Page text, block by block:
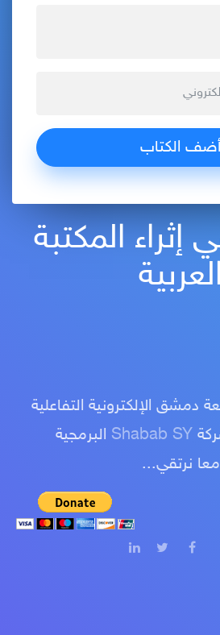
المكتبة
العربية
دمشق الإلكترونية التفاعلية
Shabab SY البرمجية
معا نرتقي...